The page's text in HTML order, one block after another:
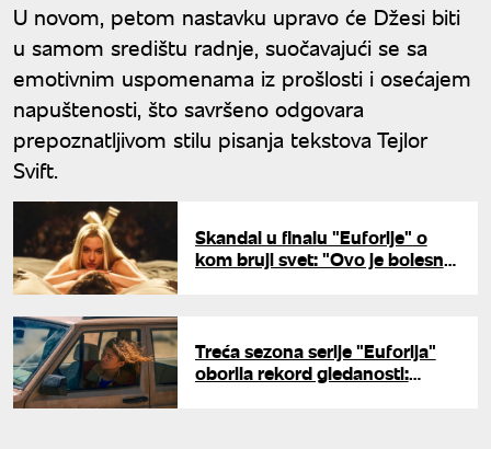
U novom, petom nastavku upravo će Džesi biti
u samom središtu radnje, suočavajući se sa
emotivnim uspomenama iz prošlosti i osećajem
napuštenosti, što savršeno odgovara
prepoznatljivom stilu pisanja tekstova Tejlor
Svift.
Skandal u finalu "Euforije" o
kom bruji svet: "Ovo je bolesno
Treća sezona serije "Euforija"
oborila rekord gledanosti: